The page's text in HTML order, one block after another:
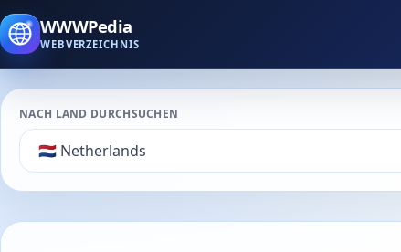
WWWPedia
WEBVERZEICHNIS
NACH LAND DURCHSUCHEN